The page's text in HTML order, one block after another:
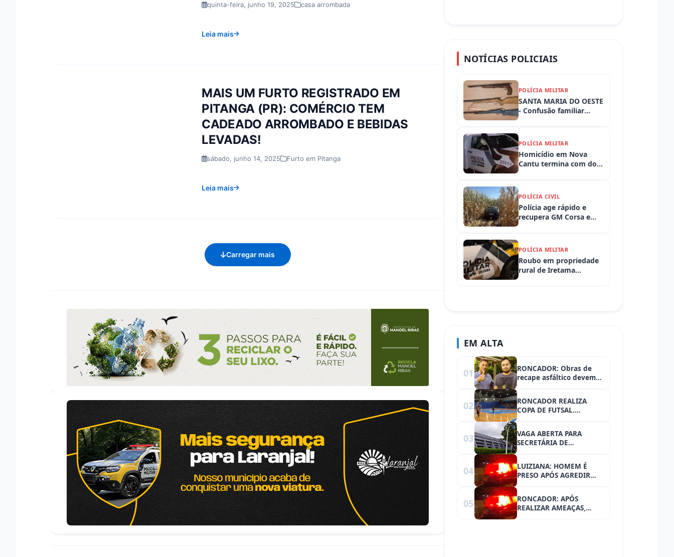
quinta-feira, junho 19, 2025 casa arrombada
Leia mais
MAIS UM FURTO REGISTRADO EM
PITANGA (PR): COMÉRCIO TEM
CADEADO ARROMBADO E BEBIDAS
LEVADAS!
sábado, junho 14, 2025 Furto em Pitanga
Leia mais
Carregar mais
NOTÍCIAS POLICIAIS
POLÍCIA MILITAR
SANTA MARIA DO OESTE
- Confusão familiar
termina com prisão por
volante e armas
apreendidas
POLÍCIA MILITAR
Homicídio em Nova
Cantu termina com dois
presos em flagrante
POLÍCIA CIVIL
Polícia age rápido e
recupera GM Corsa e
Toyota Hilux levados de
Iretama (PR)
POLÍCIA MILITAR
Roubo em propriedade
rural de Iretama
mobiliza equipes
EM ALTA
01
RONCADOR: Obras de
recape asfáltico devem
atender zona rural
02
RONCADOR REALIZA
COPA DE FUTSAL.
CONFIRA OS RESULTADOS
DA PRIMEIRA RODADA:
03
VAGA ABERTA PARA
SECRETÁRIA DE
ASSISTÊNCIA SOCIAL EM
RONCADOR
04
LUIZIANA: HOMEM É
PRESO APÓS AGREDIR
COMPANHEIRA COM
SOCO
05
RONCADOR: APÓS
REALIZAR AMEAÇAS,
HOMEM É PRESO NO